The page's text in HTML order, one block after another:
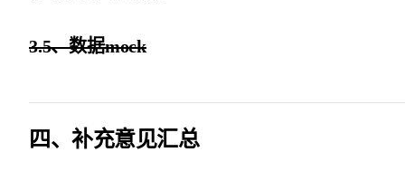
3.5、数据mock
四、补充意见汇总